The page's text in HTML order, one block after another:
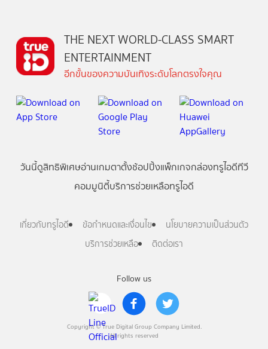
Follow us
Copyright © True Digital Group Company Limited.
All rights reserved
THE NEXT WORLD-CLASS SMART
ENTERTAINMENT
อีกขั้นของความบันเทิงระดับโลกตรงใจคุณ
วันนี้ดูสิทธิพิเศษอ่านเกมตาตั้งช้อปปิ้งแพ็กเกจกล่องทรูไอดีทีวี
คอมมูนิตี้บริการช่วยเหลือทรูไอดี
เกี่ยวกับทรูไอดี ข้อกำหนดและเงื่อนไข
นโยบายความเป็นส่วนตัว
บริการช่วยเหลือ
ติดต่อเรา